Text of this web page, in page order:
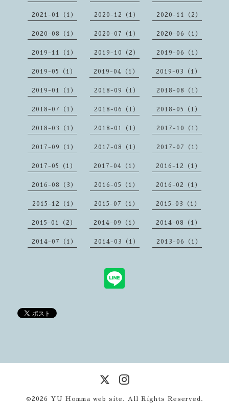
2021-01（1） 2020-12（1） 2020-11（2）
2020-08（1） 2020-07（1） 2020-06（1）
2019-11（1） 2019-10（2） 2019-06（1）
2019-05（1） 2019-04（1） 2019-03（1）
2019-01（1） 2018-09（1） 2018-08（1）
2018-07（1） 2018-06（1） 2018-05（1）
2018-03（1） 2018-01（1） 2017-10（1）
2017-09（1） 2017-08（1） 2017-07（1）
2017-05（1） 2017-04（1） 2016-12（1）
2016-08（3） 2016-05（1） 2016-02（1）
2015-12（1） 2015-07（1） 2015-03（1）
2015-01（2） 2014-09（1） 2014-08（1）
2014-07（1） 2014-03（1） 2013-06（1）
©2026 YU Homma web site . All Rights Reserved.